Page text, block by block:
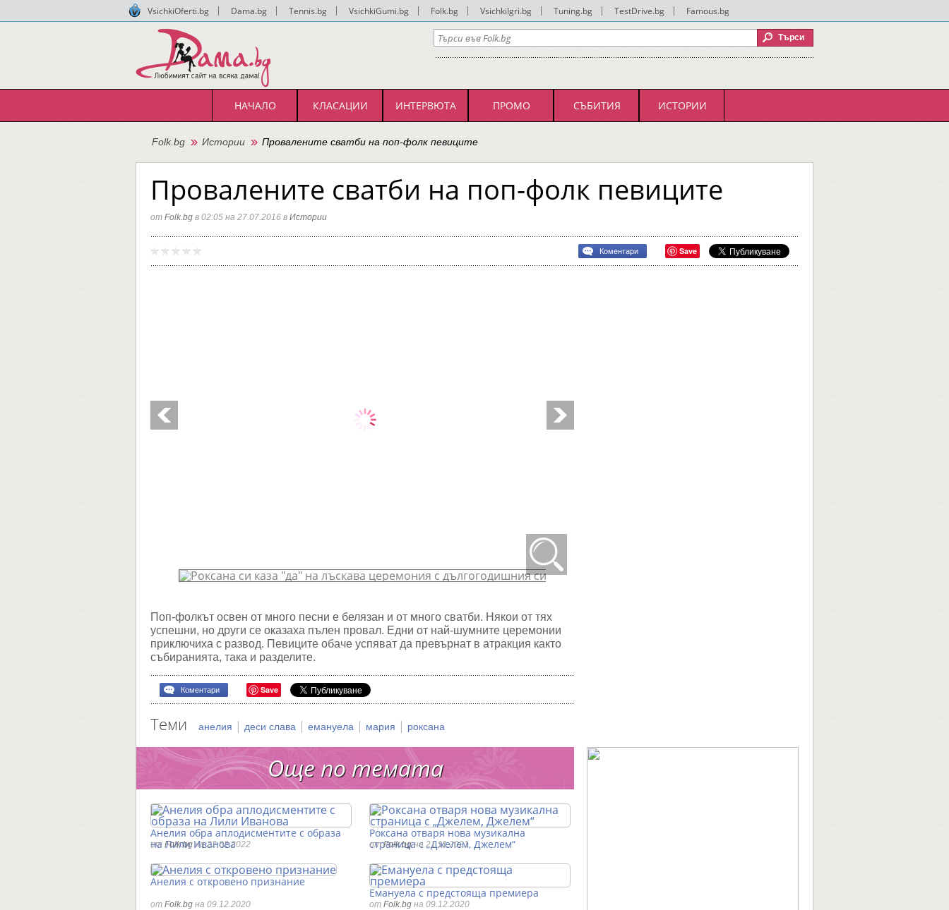
VsichkiOferti.bg Dama.bg Tennis.bg VsichkiGumi.bg Folk.bg VsichkiIgri.bg Tuning.bg TestDrive.bg Famous.bg
НАЧАЛО КЛАСАЦИИ ИНТЕРВЮТА ПРОМО СЪБИТИЯ ИСТОРИИ
Folk.bg Истории Провалените сватби на поп-фолк певиците
Провалените сватби на поп-фолк певиците
от Folk.bg в 02:05 на 27.07.2016 в Истории
на
Коментари Save
Поп-фолкът освен от много песни е белязан и от много сватби. Някои от тях
успешни, но други се оказаха пълен провал. Едни от най-шумните церемонии
приключиха с развод. Певиците обаче успяват да превърнат в атракция както
събиранията, така и разделите.
Коментари Save
Теми анелия | деси слава | емануела | мария | роксана
Още по темата
Анелия обра аплодисментите с образа
на Лили Иванова
от Folk.bg на 22.02.2022
Роксана отваря нова музикална
страница с „Джелем, Джелем“
отFolk.bgна 21.11.2021
Анелия с откровено признание
от Folk.bg на 09.12.2020
Емануела с предстояща премиера
от Folk.bg на 09.12.2020